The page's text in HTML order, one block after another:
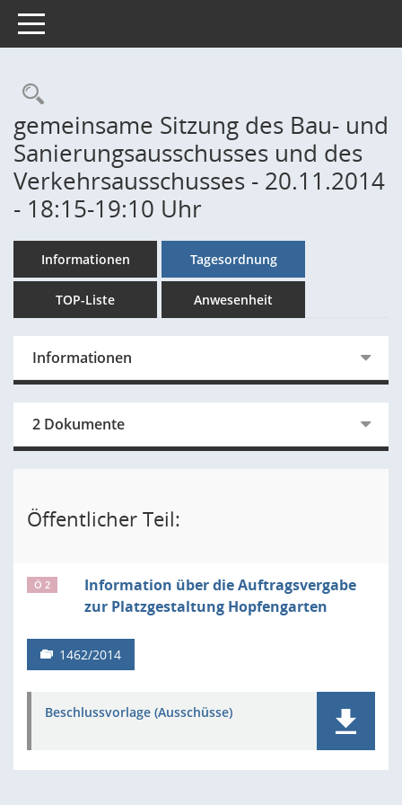
Toggle navigation
Rechercheauswahl
gemeinsame Sitzung des Bau- und
Sanierungsausschusses und des
Verkehrsausschusses - 20.11.2014
- 18:15-19:10 Uhr
Informationen Tagesordnung
TOP-Liste Anwesenheit
Informationen
2 Dokumente
Öffentlicher Teil:
Ö 2
Information über die Auftragsvergabe
zur Platzgestaltung Hopfengarten
1462/2014
Beschlussvorlage (Ausschüsse)